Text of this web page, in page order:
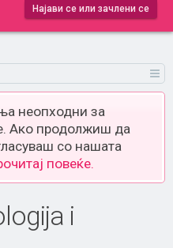
Најави се или зачлени се
неопходни за
Ако продолжиш да
со нашата
повеќе.
i